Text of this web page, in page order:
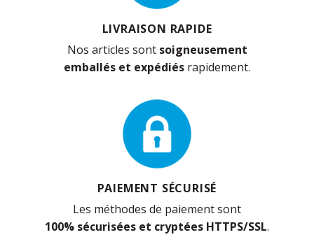
LIVRAISON RAPIDE
Nos articles sont soigneusement
emballés et expédiés rapidement.
PAIEMENT SÉCURISÉ
Les méthodes de paiement sont
100% sécurisées et cryptées HTTPS/SSL.